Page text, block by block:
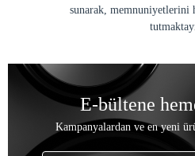
sunarak, memnuniyetlerini
E-bültene
Kampanyalardan ve en yeni